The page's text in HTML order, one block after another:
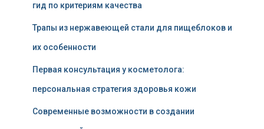
гид по критериям качества
Трапы из нержавеющей стали для пищеблоков и
их особенности
Первая консультация у косметолога:
персональная стратегия здоровья кожи
Современные возможности в создании